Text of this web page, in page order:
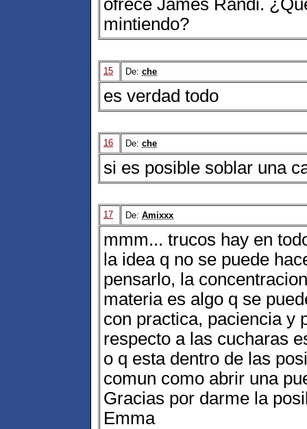
ofrece James Randi.
mintiendo?
15 De: che
es verdad todo
16 De: che
si es posible soblar una
17 De: Amixxx
mmm... trucos hay en
la idea q no se puede
pensarlo, la
materia es algo q se
con practica, paciencia y
respecto a las cucharas
o q esta dentro de las
comun como abrir una
Gracias por darme la
Emma